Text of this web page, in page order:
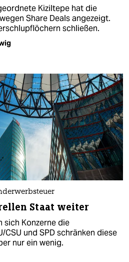
Kiziltepe hat die
Share Deals angezeigt.
schließen.
Staat weiter
sich Konzerne die
CSU und SPD schränken diese
nur ein wenig.